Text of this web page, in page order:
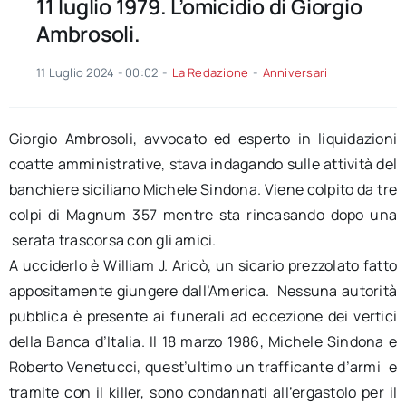
11 luglio 1979. L’omicidio di Giorgio
Ambrosoli.
11 Luglio 2024 - 00:02 - La Redazione - Anniversari
Giorgio Ambrosoli, avvocato ed esperto in liquidazioni
coatte amministrative, stava indagando sulle attività del
banchiere siciliano MicheleSindona. Viene colpito da tre
colpi di Magnum 357 mentre sta rincasando dopo una
serata trascorsa con gli amici.
A ucciderlo è William J. Aricò, un sicario prezzolato fatto
appositamente giungere dall’America. Nessuna autorità
pubblica è presente ai funerali ad eccezione dei vertici
della Banca d’Italia. Il 18 marzo 1986, Michele Sindona e
RobertoVenetucci, quest’ultimo un trafficante d’armi e
tramite con il killer, sono condannati all’ergastolo per il